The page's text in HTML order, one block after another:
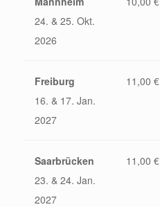
24. & 25. Okt.
2026
Freiburg
16. & 17. Jan.
2027
11,00 €
Saarbrücken
23. & 24. Jan.
2027
11,00 €